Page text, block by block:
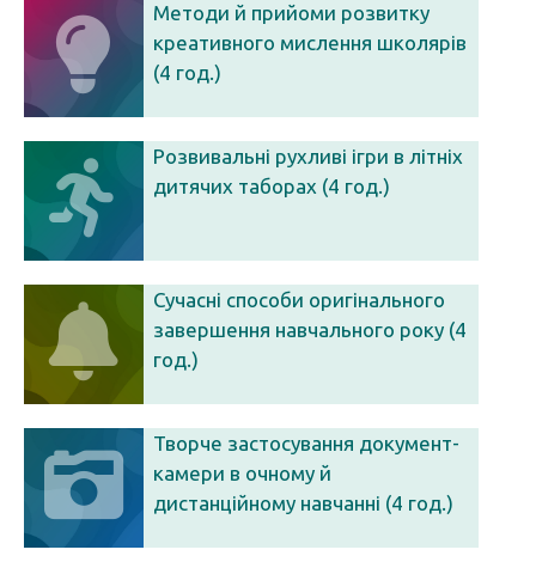
Методи й прийоми розвитку
креативного мислення школярів
(4 год.)
Розвивальні рухливі ігри в літніх
дитячих таборах (4 год.)
Сучасні способи оригінального
завершення навчального року (4
год.)
Творче застосування документ-
камери в очному й
дистанційному навчанні (4 год.)